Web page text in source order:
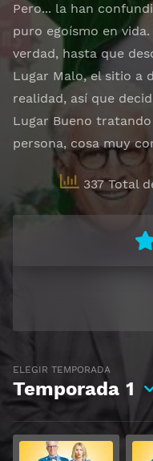
Pero... la han
puro egoísmo en
verdad, hasta que
Lugar Malo, el sitio a
realidad, así que
Lugar Bueno
persona, cosa muy
337 Total
ELEGIR TEMPORADA
Temporada 1